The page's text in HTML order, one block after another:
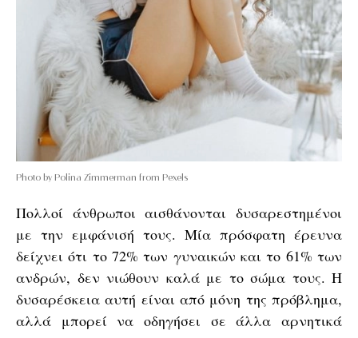
Photo by Polina Zimmerman from Pexels
Πολλοί άνθρωποι αισθάνονται δυσαρεστημένοι
με την εμφάνισή τους. Μία πρόσφατη έρευνα
δείχνει ότι το 72% των γυναικών και το 61% των
ανδρών, δεν νιώθουν καλά με το σώμα τους. Η
δυσαρέσκεια αυτή είναι από μόνη της πρόβλημα,
αλλά μπορεί να οδηγήσει σε άλλα αρνητικά